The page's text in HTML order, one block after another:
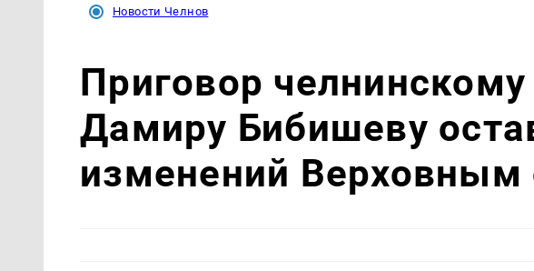
Новости Челнов
Приговор
Дамиру Бибишеву
изменений Верховным